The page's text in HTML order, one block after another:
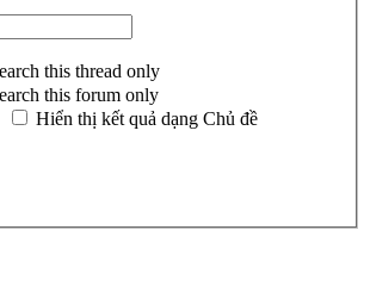
this thread only
this forum only
Hiển thị kết quả dạng Chủ đề